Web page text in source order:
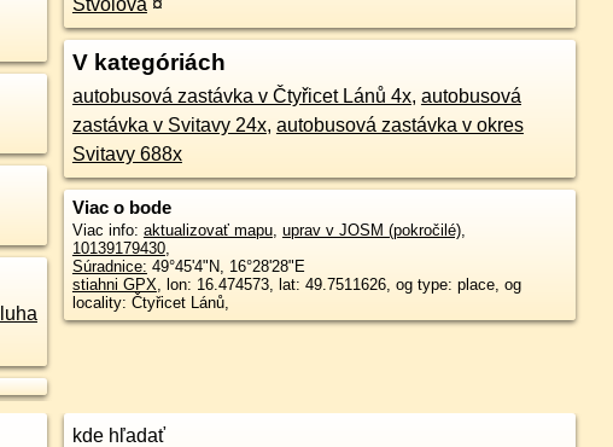
Stvolová ¤
V kategóriách
autobusová zastávka v Čtyřicet Lánů 4x, autobusová
zastávka v Svitavy 24x, autobusová zastávka v okres
Svitavy 688x
Viac o bode
Viac info: aktualizovať mapu, uprav v JOSM (pokročilé),
10139179430,
Súradnice: 49°45'4"N, 16°28'28"E
stiahni GPX, lon: 16.474573, lat: 49.7511626, og type: place, og
locality: Čtyřicet Lánů,
kde hľadať